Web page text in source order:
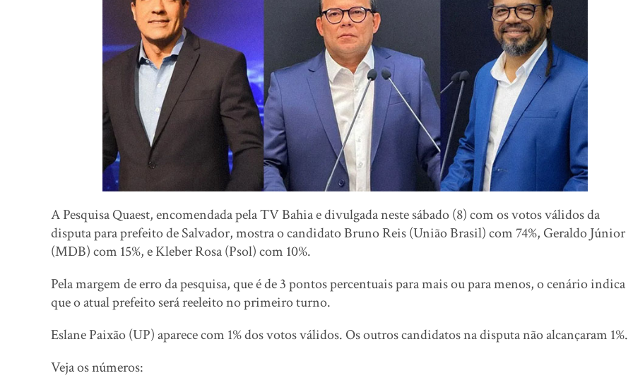
A Pesquisa Quaest, encomendada pela TV Bahia e divulgada neste sábado (8) com os votos válidos da
disputa para prefeito de Salvador, mostra o candidato Bruno Reis (União Brasil) com 74%, Geraldo Júnior
(MDB) com 15%, e Kleber Rosa (Psol) com 10%.
Pela margem de erro da pesquisa, que é de 3 pontos percentuais para mais ou para menos, o cenário indica
que o atual prefeito será reeleito no primeiro turno.
Eslane Paixão (UP) aparece com 1% dos votos válidos. Os outros candidatos na disputa não alcançaram 1%.
Veja os números: